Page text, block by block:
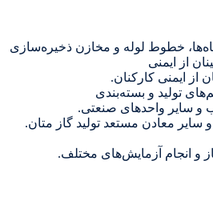
خطوط لوله و مخازن ذخیره‌سازی
از ایمنی
از ایمنی کارکنان.
تولید و بسته‌بندی
و سایر واحدهای صنعتی.
معادن مستعد تولید گاز متان.
و انجام آزمایش‌های مختلف.